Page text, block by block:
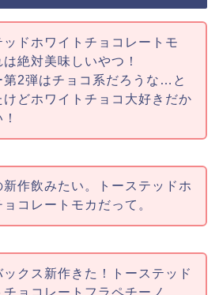
ッドホワイトチョコレートモ
は絶対美味しいやつ！
第2弾はチョコ系だろうな…と
けどホワイトチョコ大好きだか
新作飲みたい。トーステッドホ
ョコレートモカだって。
ックス新作きた！トーステッド
チョコレートフラペチーノ